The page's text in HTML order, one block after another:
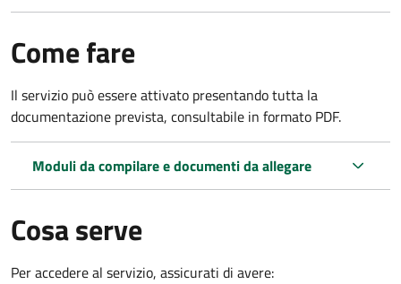
Come fare
Il servizio può essere attivato presentando tutta la
documentazione prevista, consultabile in formato PDF.
Moduli da compilare e documenti da allegare
Cosa serve
Per accedere al servizio, assicurati di avere: